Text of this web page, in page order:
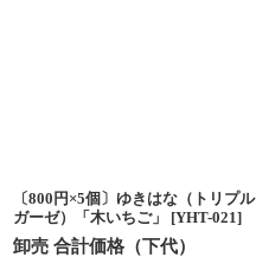
〔800円×5個〕ゆきはな（トリプル
ガーゼ）「木いちご」
[YHT-021]
卸売 合計価格（下代）